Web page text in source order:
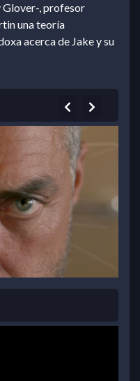
, profesor
una teoría
acerca de Jake y su
Previous